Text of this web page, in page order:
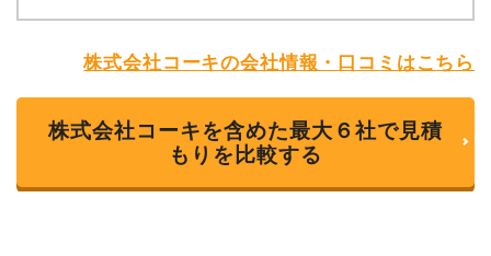
株式会社コーキの会社情報・口コミはこちら
株式会社コーキを含めた最大６社で見積
もりを比較する